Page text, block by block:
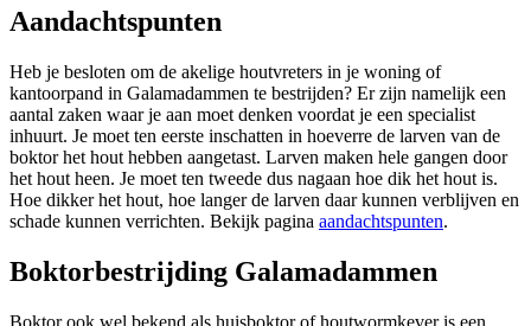
Aandachtspunten
Heb je besloten om de akelige houtvreters in je woning of
kantoorpand in Galamadammen te bestrijden? Er zijn namelijk een
aantal zaken waar je aan moet denken voordat je een specialist
inhuurt. Je moet ten eerste inschatten in hoeverre de larven van de
boktor het hout hebben aangetast. Larven maken hele gangen door
het hout heen. Je moet ten tweede dus nagaan hoe dik het hout is.
Hoe dikker het hout, hoe langer de larven daar kunnen verblijven en
schade kunnen verrichten. Bekijk pagina aandachtspunten.
Boktorbestrijding Galamadammen
Boktor ook wel bekend als huisboktor of houtwormkever is een